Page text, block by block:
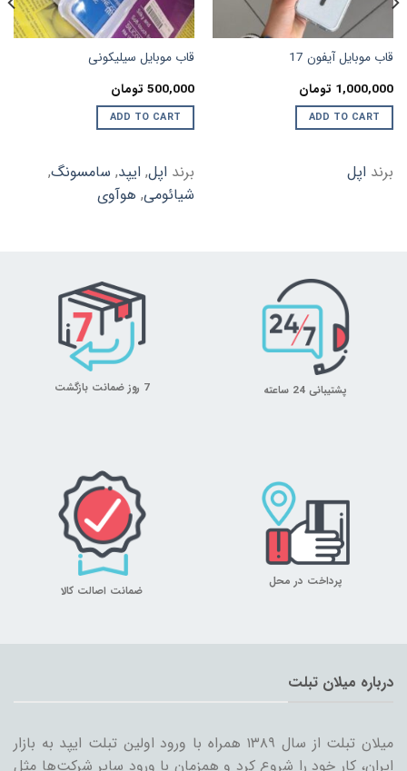
قاب موبایل آیفون 17
1,000,000 تومان
ADD TO CART
برند اپل
قاب موبایل سیلیکونی
500,000 تومان
ADD TO CART
برند اپل, ایپد, سامسونگ,
شیائومی, هوآوی
پشتیبانی 24 ساعته 7 روز ضمانت بازگشت
پرداخت در محل
ضمانت اصالت کالا
درباره میلان تبلت
میلان تبلت از سال ۱۳۸۹ همراه با ورود اولین تبلت ایپد به بازار
ایران، کار خود را شروع کرد و همزمان با ورود سایر شرکت‌ها مثل